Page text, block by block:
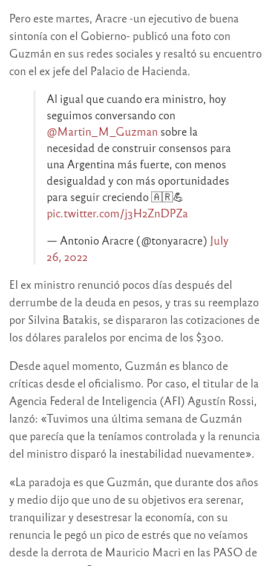
Pero este martes, Aracre -un ejecutivo de buena
sintonía con el Gobierno- publicó una foto con
Guzmán en sus redes sociales y resaltó su encuentro
con el ex jefe del Palacio de Hacienda.
Al igual que cuando era ministro, hoy
seguimos conversando con
@Martin_M_Guzman sobre la
necesidad de construir consensos para
una Argentina más fuerte, con menos
desigualdad y con más oportunidades
para seguir creciendo 🇦🇷💪
pic.twitter.com/j3H2ZnDPZa
— Antonio Aracre (@tonyaracre) July
26, 2022
El ex ministro renunció pocos días después del
derrumbe de la deuda en pesos, y tras su reemplazo
por Silvina Batakis, se dispararon las cotizaciones de
los dólares paralelos por encima de los $300.
Desde aquel momento, Guzmán es blanco de
críticas desde el oficialismo. Por caso, el titular de la
Agencia Federal de Inteligencia (AFI) Agustín Rossi,
lanzó: «Tuvimos una última semana de Guzmán
que parecía que la teníamos controlada y la renuncia
del ministro disparó la inestabilidad nuevamente».
«La paradoja es que Guzmán, que durante dos años
y medio dijo que uno de su objetivos era serenar,
tranquilizar y desestresar la economía, con su
renuncia le pegó un pico de estrés que no veíamos
desde la derrota de Mauricio Macri en las PASO de